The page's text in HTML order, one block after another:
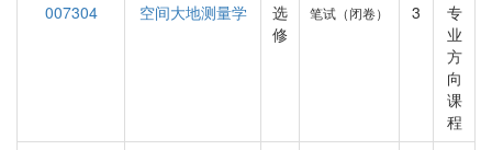
007304
空间大地测量学
选
修
笔试（闭卷） 3
专
业
方
向
课
程